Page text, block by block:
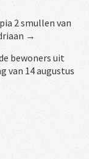
2 smullen van
→
bewoners uit
van 14 augustus